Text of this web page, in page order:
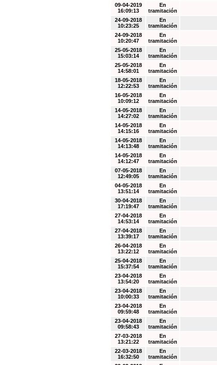
09-04-2019
16:09:13
En
tramitación
24-09-2018
10:23:25
En
tramitación
24-09-2018
10:20:47
En
tramitación
25-05-2018
15:03:14
En
tramitación
25-05-2018
14:58:01
En
tramitación
18-05-2018
12:22:53
En
tramitación
16-05-2018
10:09:12
En
tramitación
14-05-2018
14:27:02
En
tramitación
14-05-2018
14:15:16
En
tramitación
14-05-2018
14:13:48
En
tramitación
14-05-2018
14:12:47
En
tramitación
07-05-2018
12:49:05
En
tramitación
04-05-2018
13:51:14
En
tramitación
30-04-2018
17:19:47
En
tramitación
27-04-2018
14:53:14
En
tramitación
27-04-2018
13:39:17
En
tramitación
26-04-2018
13:22:12
En
tramitación
25-04-2018
15:37:54
En
tramitación
23-04-2018
13:54:20
En
tramitación
23-04-2018
10:00:33
En
tramitación
23-04-2018
09:59:48
En
tramitación
23-04-2018
09:58:43
En
tramitación
27-03-2018
13:21:22
En
tramitación
22-03-2018
16:32:50
En
tramitación